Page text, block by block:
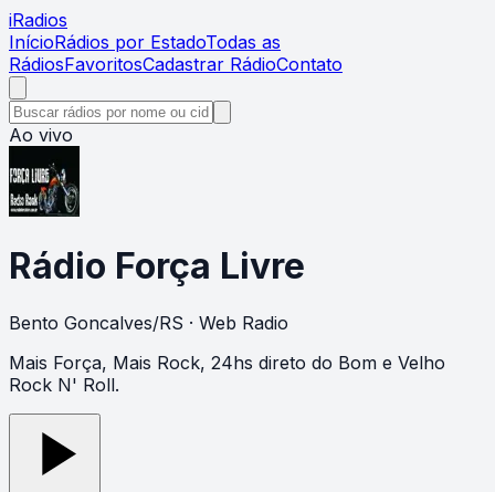
iRadios
InícioRádios por EstadoTodas as
RádiosFavoritosCadastrar RádioContato
Ao vivo
Rádio Força Livre
Bento Goncalves/RS · Web Radio
Mais Força, Mais Rock, 24hs direto do Bom e Velho
Rock N' Roll.